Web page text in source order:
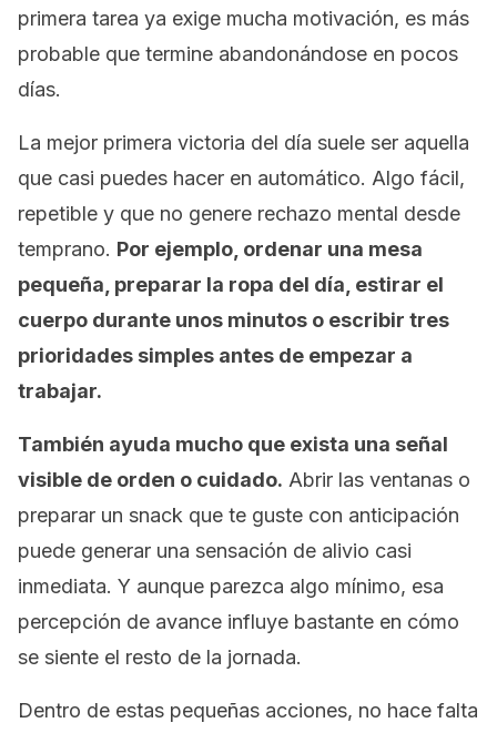
primera tarea ya exige mucha motivación, es más
probable que termine abandonándose en pocos
días.
La mejor primera victoria del día suele ser aquella
que casi puedes hacer en automático. Algo fácil,
repetible y que no genere rechazo mental desde
temprano. Por ejemplo, ordenar una mesa
pequeña, preparar la ropa del día, estirar el
cuerpo durante unos minutos o escribir tres
prioridades simples antes de empezar a
trabajar.
También ayuda mucho que exista una señal
visible de orden o cuidado. Abrir las ventanas o
preparar un snack que te guste con anticipación
puede generar una sensación de alivio casi
inmediata. Y aunque parezca algo mínimo, esa
percepción de avance influye bastante en cómo
se siente el resto de la jornada.
Dentro de estas pequeñas acciones, no hace falta